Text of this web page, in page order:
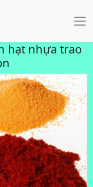
hạt nhựa trao